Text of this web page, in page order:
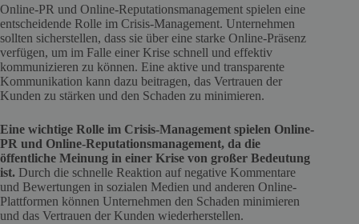
Online-PR und Online-Reputationsmanagement spielen eine
entscheidende Rolle im Crisis-Management. Unternehmen
sollten sicherstellen, dass sie über eine starke Online-Präsenz
verfügen, um im Falle einer Krise schnell und effektiv
kommunizieren zu können. Eine aktive und transparente
Kommunikation kann dazu beitragen, das Vertrauen der
Kunden zu stärken und den Schaden zu minimieren.
Eine wichtige Rolle im Crisis-Management spielen Online-
PR und Online-Reputationsmanagement, da die
öffentliche Meinung in einer Krise von großer Bedeutung
ist. Durch die schnelle Reaktion auf negative Kommentare
und Bewertungen in sozialen Medien und anderen Online-
Plattformen können Unternehmen den Schaden minimieren
und das Vertrauen der Kunden wiederherstellen.